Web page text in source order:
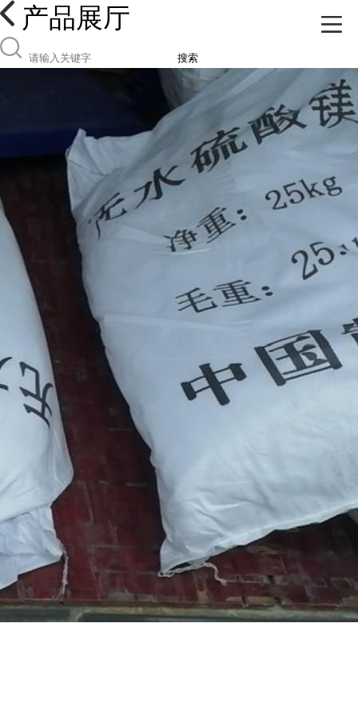
产品展厅
搜索